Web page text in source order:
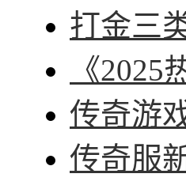
打金三
《
传奇游
传奇服